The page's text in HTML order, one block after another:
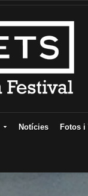
Notícies Fotos i